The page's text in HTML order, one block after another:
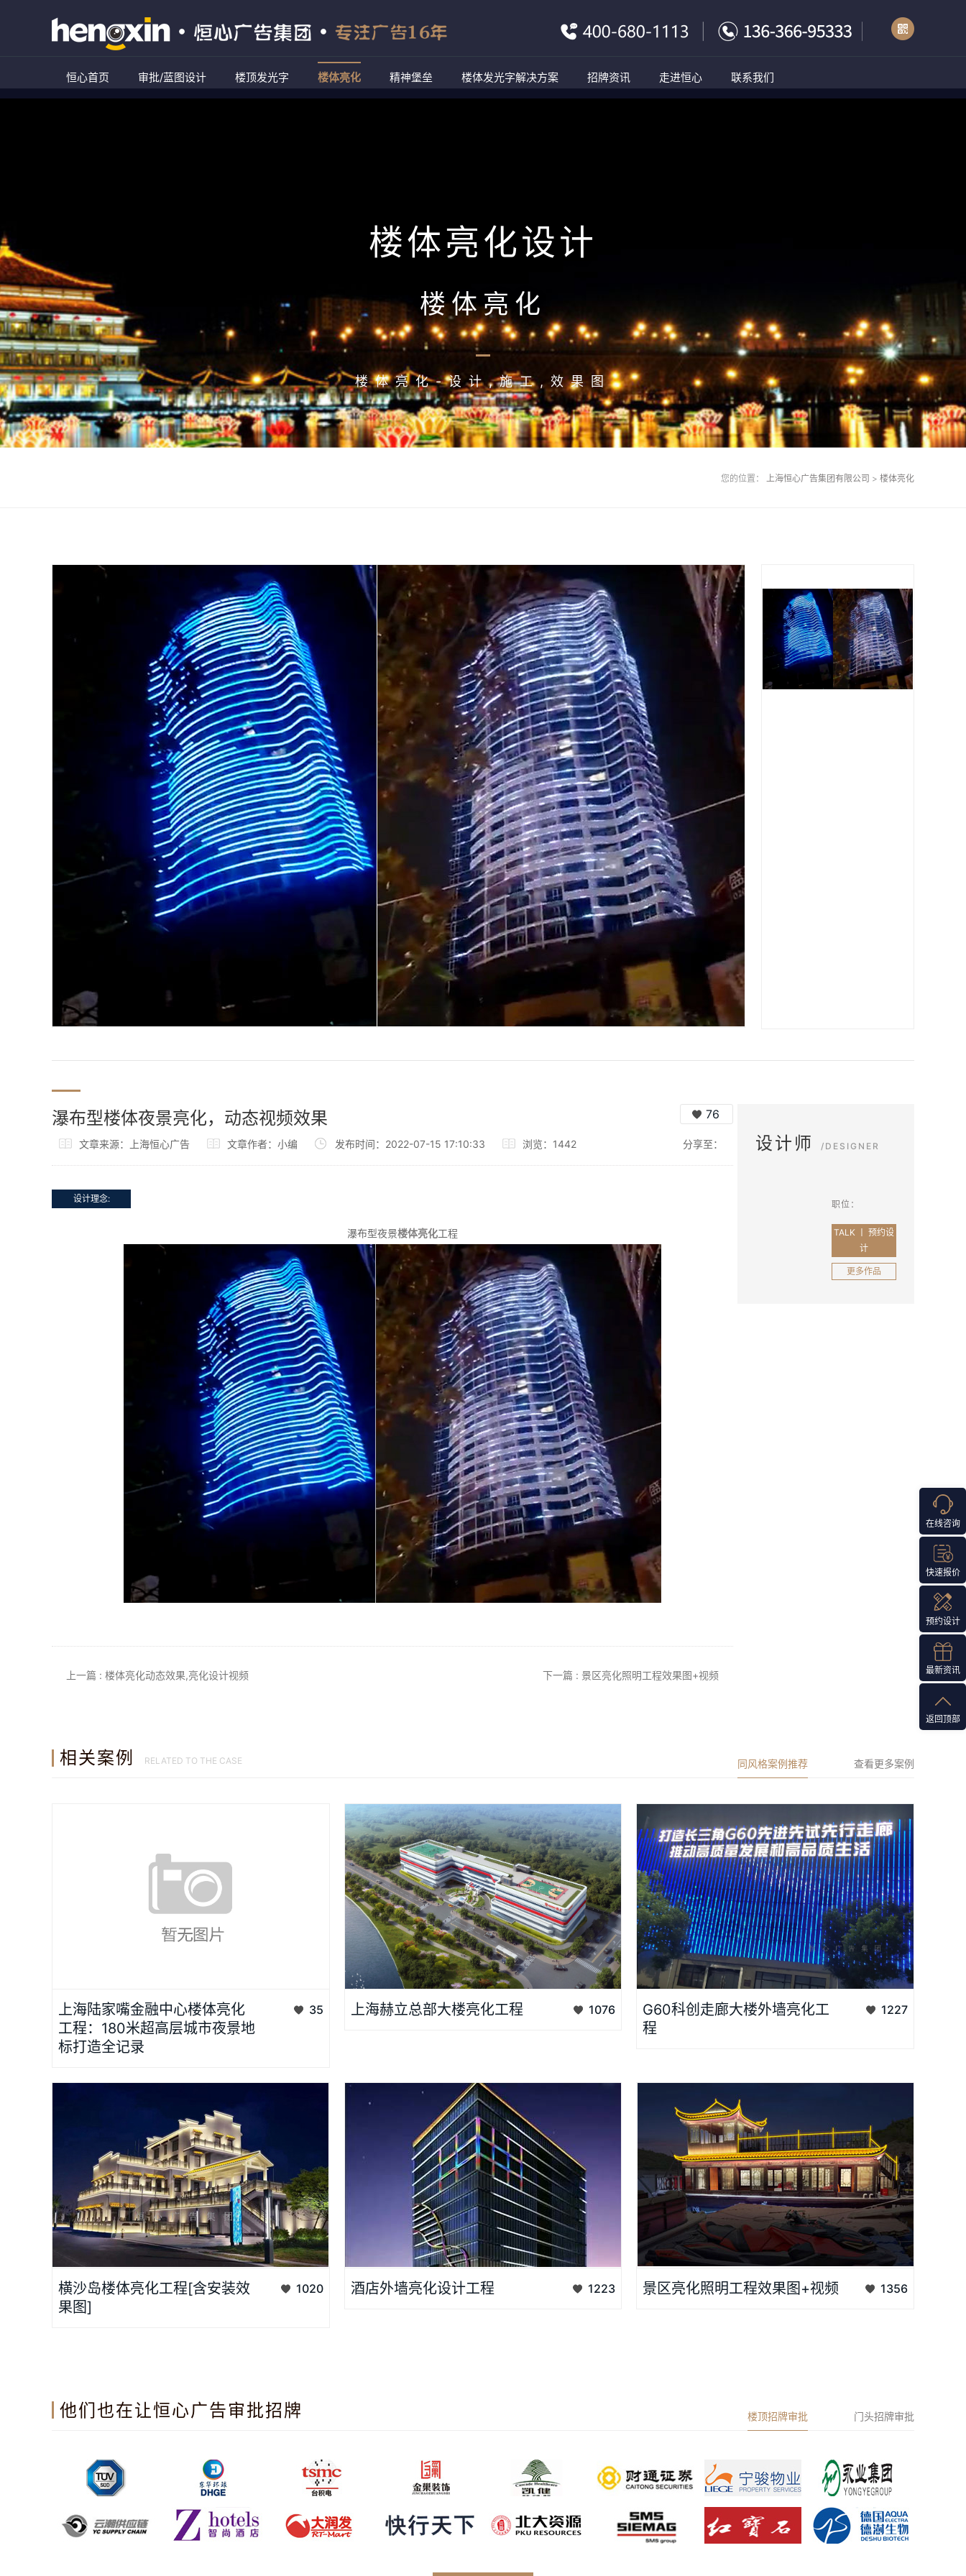
恒心首页 审批/蓝图设计 楼顶发光字 楼体亮化 精神堡垒 楼体发光字解决方案 招牌资讯 走进恒心 联系我们
楼体亮化设计
楼体亮化
楼体亮化-设计,施工,效果图
您的位置： 上海恒心广告集团有限公司 > 楼体亮化
瀑布型楼体夜景亮化，动态视频效果 76
文章来源：上海恒心广告 文章作者：小编 发布时间：2022-07-15 17:10:33 浏览： 1442 分享至：
设计理念:
瀑布型夜景楼体亮化工程
上一篇 : 楼体亮化动态效果,亮化设计视频 下一篇 : 景区亮化照明工程效果图+视频
设计师 /DESIGNER
职位：
TALK 丨 预约设
计
更多作品
相关案例 RELATED TO THE CASE 同风格案例推荐 查看更多案例
化工程案例，22天交付，蜘蛛人吊篮施工零扰民。...
上海陆家嘴金融中心楼体亮化
工程：180米超高层城市夜景地
标打造全记录
35
机器有限公司作为集成电路与智能检测领域的国家级高新技术企
工程。设计理念科技赋能：以动态LE......
上海赫立总部大楼亮化工程 1076
态、结构特点及功能属性,还要立足于用光和影为楼体重塑一个与
G60科创走廊大楼外墙亮化工
程
1227
值，楼体亮化的需求也越来越多。...
横沙岛楼体亮化工程[含安装效
果图]
1020 酒店外墙亮化设计工程 1223 景区亮化照明工程效果图+视频 1356
他们也在让恒心广告审批招牌 楼顶招牌审批 门头招牌审批
在线咨询
快速报价
预约设计
最新资讯
返回顶部